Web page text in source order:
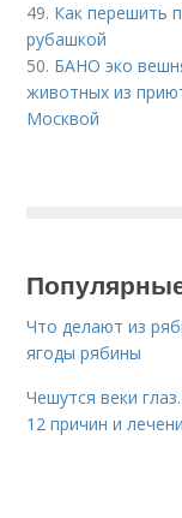
49. Как перешить
рубашкой
50. БАНО эко
животных из
Москвой
Что делают из
ягоды рябины
Чешутся веки
12 причин и